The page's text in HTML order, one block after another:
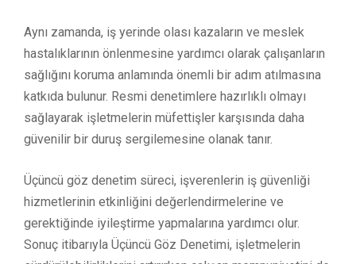
Aynı zamanda, iş yerinde olası kazaların ve meslek
hastalıklarının önlenmesine yardımcı olarak çalışanların
sağlığını koruma anlamında önemli bir adım atılmasına
katkıda bulunur. Resmi denetimlere hazırlıklı olmayı
sağlayarak işletmelerin müfettişler karşısında daha
güvenilir bir duruş sergilemesine olanak tanır.
Üçüncü göz denetim süreci, işverenlerin iş güvenliği
hizmetlerinin etkinliğini değerlendirmelerine ve
gerektiğinde iyileştirme yapmalarına yardımcı olur.
Sonuç itibarıyla Üçüncü Göz Denetimi, işletmelerin